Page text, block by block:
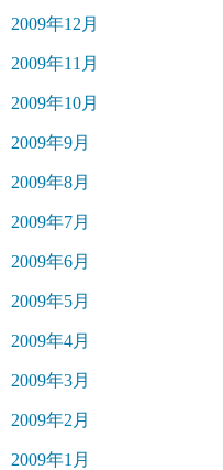
2009年12月
2009年11月
2009年10月
2009年9月
2009年8月
2009年7月
2009年6月
2009年5月
2009年4月
2009年3月
2009年2月
2009年1月